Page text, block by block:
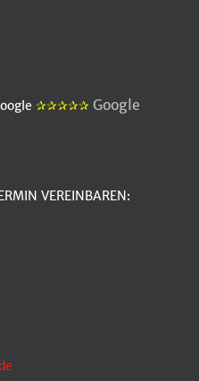
✰✰✰✰✰ Google
VEREINBAREN: